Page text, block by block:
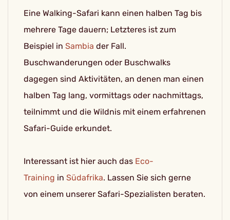
Eine Walking-Safari kann einen halben Tag bis
mehrere Tage dauern; Letzteres ist zum
Beispiel in Sambia der Fall.
Buschwanderungen oder Buschwalks
dagegen sind Aktivitäten, an denen man einen
halben Tag lang, vormittags oder nachmittags,
teilnimmt und die Wildnis mit einem erfahrenen
Safari-Guide erkundet.
Interessant ist hier auch das Eco-
Training in Südafrika. Lassen Sie sich gerne
von einem unserer Safari-Spezialisten beraten.